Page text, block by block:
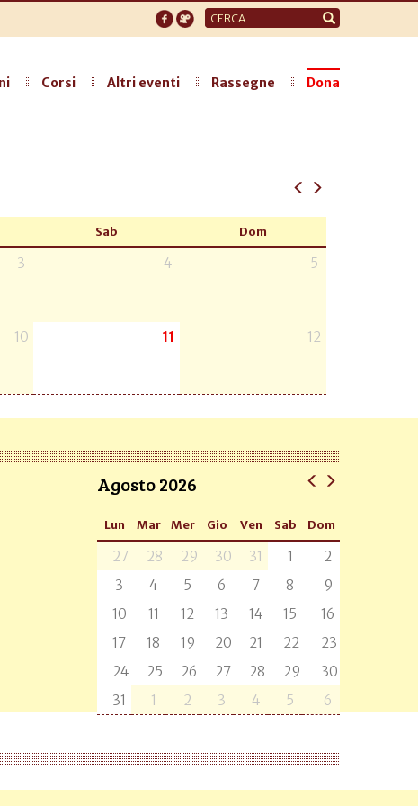
Form
di
Corsi Altri eventi Rassegne Dona
Sab Dom
3 4 5
10 11 12
Agosto 2026
Lun Mar Mer Gio Ven Sab Dom
27 28 29 30 31 1
2
3
4 5 6 7 8
9
10
11 12 13 14 15
16
17
18 19 20 21 22
23
24
25 26 27 28 29
30
31
1 2 3 4 5 6